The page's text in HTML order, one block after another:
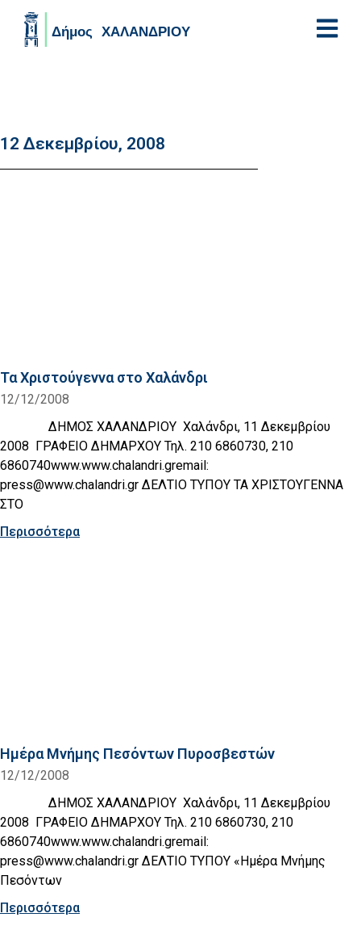
12 Δεκεμβρίου, 2008
Τα Χριστούγεννα στο Χαλάνδρι
12/12/2008
ΔΗΜΟΣ ΧΑΛΑΝΔΡΙΟΥ Χαλάνδρι, 11 Δεκεμβρίου
2008 ΓΡΑΦΕΙΟ ΔΗΜΑΡΧΟΥ Τηλ. 210 6860730, 210
6860740www.www.chalandri.gremail:
press@www.chalandri.gr ΔΕΛΤΙΟ ΤΥΠΟΥ ΤΑ ΧΡΙΣΤΟΥΓΕΝΝΑ
ΣΤΟ
Περισσότερα
Ημέρα Μνήμης Πεσόντων Πυροσβεστών
12/12/2008
ΔΗΜΟΣ ΧΑΛΑΝΔΡΙΟΥ Χαλάνδρι, 11 Δεκεμβρίου
2008 ΓΡΑΦΕΙΟ ΔΗΜΑΡΧΟΥ Τηλ. 210 6860730, 210
6860740www.www.chalandri.gremail:
press@www.chalandri.gr ΔΕΛΤΙΟ ΤΥΠΟΥ «Ημέρα Μνήμης
Πεσόντων
Περισσότερα